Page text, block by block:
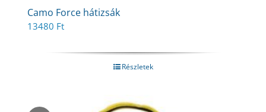
Camo Force hátizsák
13480 Ft
Részletek